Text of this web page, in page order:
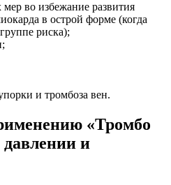
во избежание развития
в острой форме (когда
риска);
и тромбоза вен.
«Тромбо
и